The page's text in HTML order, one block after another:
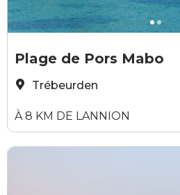
Plage de Pors Mabo
Trébeurden
À 8 KM DE LANNION